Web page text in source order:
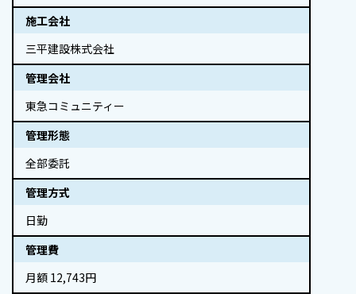
施工会社
三平建設株式会社
管理会社
東急コミュニティー
管理形態
全部委託
管理方式
日勤
管理費
月額 12,743円